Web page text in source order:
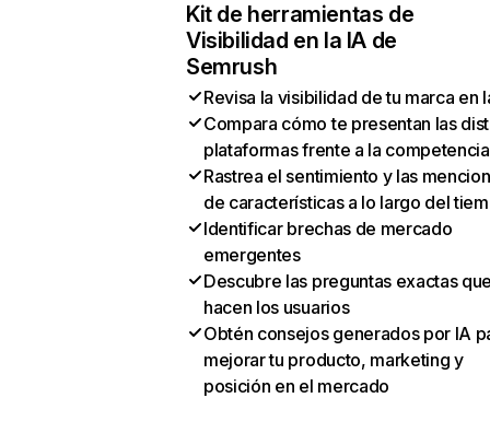
Kit de herramientas de
Visibilidad en la IA de
Semrush
Revisa la visibilidad de tu marca en
Compara cómo te presentan las
plataformas frente a la competencia
Rastrea el sentimiento y las
de características a lo largo del
Identificar brechas de mercado
emergentes
Descubre las preguntas exactas
hacen los usuarios
Obtén consejos generados por IA
mejorar tu producto, marketing y
posición en el mercado